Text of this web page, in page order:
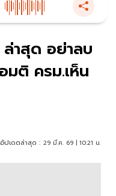
าสุด อย่าลบ
มติ ครม.เห็น
อัปเดตล่าสุด : 29 มี.ค. 69 | 10:21 น.